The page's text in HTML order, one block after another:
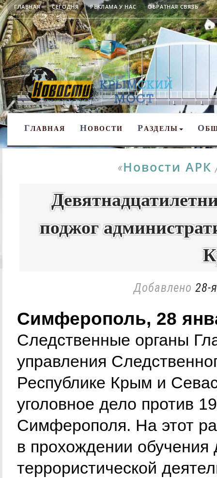
ГЛАВНАЯ СЕГОДНЯ РЕКЛАМА У НАС ОБРАТНАЯ СВЯЗЬ
ГЛАВНАЯ НОВОСТИ РАЗДЕЛЫ О
«Новости АРК
поджог
Добавлено 28-
Симферополь, 28
Следственные органы
управления
Республике Крым и
уголовное дело против
Симферополя. На этот
в прохождении обучения
террористической